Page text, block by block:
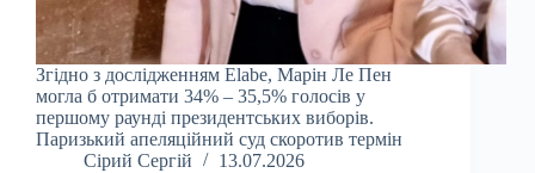
Згідно з дослідженням Elabe, Марін Ле Пен
могла б отримати 34% – 35,5% голосів у
першому раунді президентських виборів.
Паризький апеляційний суд скоротив термін
Сірий Сергій
13.07.2026